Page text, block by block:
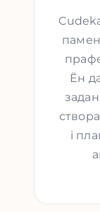
Ён
і